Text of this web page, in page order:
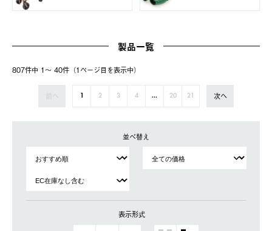
製品一覧
807件中 1〜 40件（1ページ⽬を表⽰中）
前へ 1 2 3 4 ... 20 21 次へ
並べ替え
表示形式